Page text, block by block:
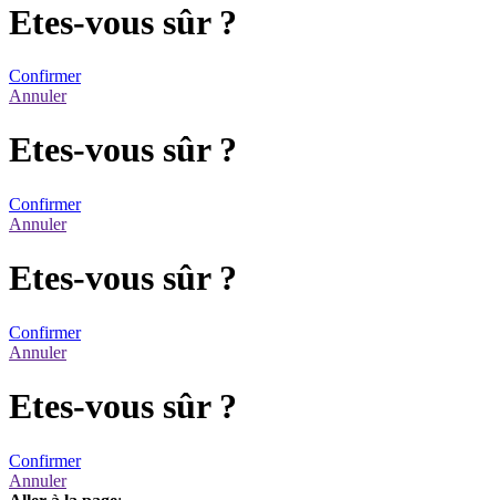
Etes-vous sûr ?
Confirmer
Annuler
Etes-vous sûr ?
Confirmer
Annuler
Etes-vous sûr ?
Confirmer
Annuler
Etes-vous sûr ?
Confirmer
Annuler